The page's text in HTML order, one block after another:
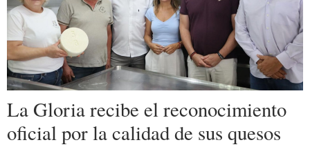
La Gloria recibe el reconocimiento
oficial por la calidad de sus quesos